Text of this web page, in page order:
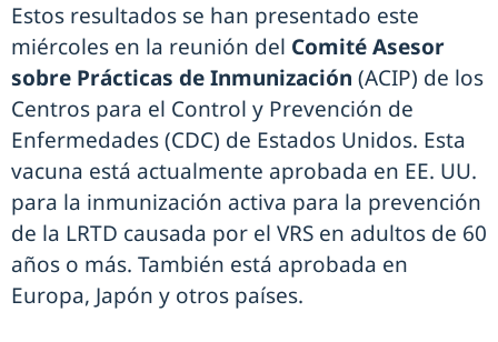
Estos resultados se han presentado este
miércoles en la reunión del Comité Asesor
sobre Prácticas de Inmunización (ACIP) de los
Centros para el Control y Prevención de
Enfermedades (CDC) de Estados Unidos. Esta
vacuna está actualmente aprobada en EE. UU.
para la inmunización activa para la prevención
de la LRTD causada por el VRS en adultos de 60
años o más. También está aprobada en
Europa, Japón y otros países.